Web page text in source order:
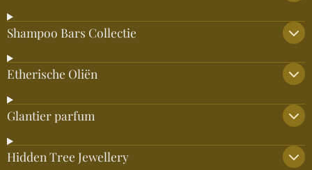
Shampoo Bars Collectie
Etherische Oliën
Glantier parfum
Hidden Tree Jewellery